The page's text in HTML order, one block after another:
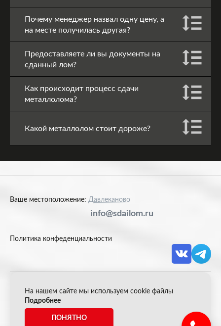
Почему менеджер назвал одну цену, а
на месте получилась другая?
Предоставляете ли вы документы на
сданный лом?
Как происходит процесс сдачи
металлолома?
Какой металлолом стоит дороже?
Ваше местоположение: Давлеканово
info@sdailom.ru
Политика конфеденциальности
© 2026 Акрон Скрап
*Все цены указанные на сайте не являются публичной
На нашем сайте мы используем cookie файлы
Подробнее
ПОНЯТНО